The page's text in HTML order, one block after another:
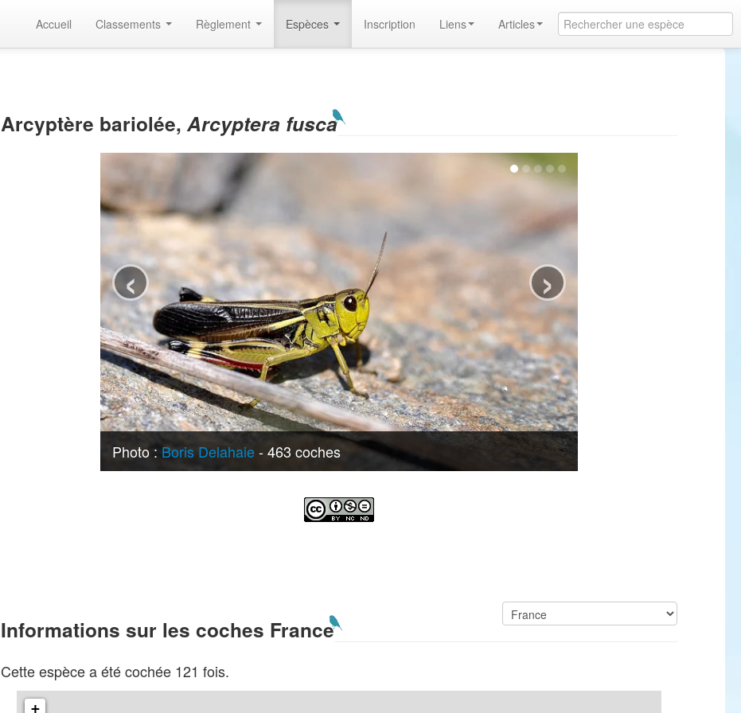
Accueil Classements Règlement Espèces Inscription Liens Articles
Arcyptère bariolée, Arcyptera fusca
Photo : Boris Delahaie- 463 coches
‹ ›
Informations sur les coches France
Cette espèce a été cochée 121 fois.
+